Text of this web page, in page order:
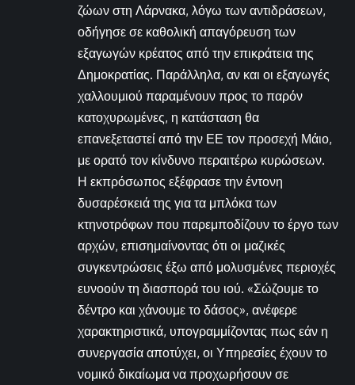
ζώων στη Λάρνακα, λόγω των αντιδράσεων,
οδήγησε σε καθολική απαγόρευση των
εξαγωγών κρέατος από την επικράτεια της
Δημοκρατίας. Παράλληλα, αν και οι εξαγωγές
χαλλουμιού παραμένουν προς το παρόν
κατοχυρωμένες, η κατάσταση θα
επανεξεταστεί από την ΕΕ τον προσεχή Μάιο,
με ορατό τον κίνδυνο περαιτέρω κυρώσεων.
Η εκπρόσωπος εξέφρασε την έντονη
δυσαρέσκειά της για τα μπλόκα των
κτηνοτρόφων που παρεμποδίζουν το έργο των
αρχών, επισημαίνοντας ότι οι μαζικές
συγκεντρώσεις έξω από μολυσμένες περιοχές
ευνοούν τη διασπορά του ιού. «Σώζουμε το
δέντρο και χάνουμε το δάσος», ανέφερε
χαρακτηριστικά, υπογραμμίζοντας πως εάν η
συνεργασία αποτύχει, οι Υπηρεσίες έχουν το
νομικό δικαίωμα να προχωρήσουν σε